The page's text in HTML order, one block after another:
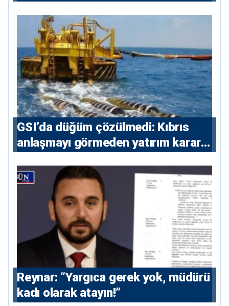
GSI’da düğüm çözülmedi: Kıbrıs
anlaşmayı görmeden yatırım kararı
Reynar: “Yargıca gerek yok, müdürü
kadı olarak atayın!”